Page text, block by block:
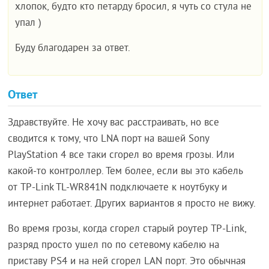
хлопок, будто кто петарду бросил, я чуть со стула не
упал )
Буду благодарен за ответ.
Ответ
Здравствуйте. Не хочу вас расстраивать, но все
сводится к тому, что LNA порт на вашей Sony
PlayStation 4 все таки сгорел во время грозы. Или
какой-то контроллер. Тем более, если вы это кабель
от TP-Link TL-WR841N подключаете к ноутбуку и
интернет работает. Других вариантов я просто не вижу.
Во время грозы, когда сгорел старый роутер TP-Link,
разряд просто ушел по по сетевому кабелю на
приставу PS4 и на ней сгорел LAN порт. Это обычная